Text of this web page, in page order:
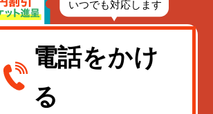
電話をかけ
る